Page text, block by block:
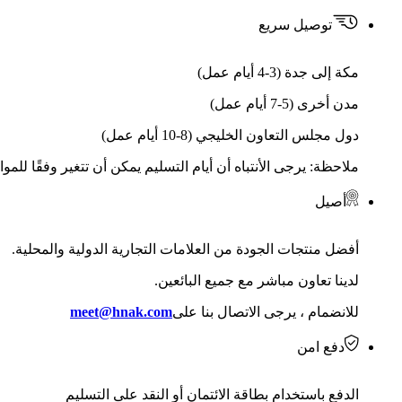
توصيل سريع
مكة إلى جدة (3-4 أيام عمل)
مدن أخرى (5-7 أيام عمل)
دول مجلس التعاون الخليجي (8-10 أيام عمل)
ملاحظة: يرجى الأنتباه أن أيام التسليم يمكن أن تتغير وفقًا
أصيل
أفضل منتجات الجودة من العلامات التجارية الدولية والمحلية.
لدينا تعاون مباشر مع جميع البائعين.
للانضمام ، يرجى الاتصال بنا علىmeet@hnak.com
دفع امن
الدفع باستخدام بطاقة الائتمان أو النقد على التسليم